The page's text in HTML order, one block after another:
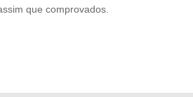
que comprovados.